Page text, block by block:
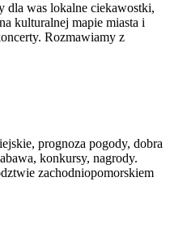
dla was lokalne ciekawostki,
kulturalnej mapie miasta i
Rozmawiamy z
prognoza pogody, dobra
konkursy, nagrody.
zachodniopomorskiem